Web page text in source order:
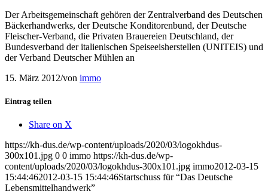
Der Arbeitsgemeinschaft gehören der Zentralverband des Deutschen
Bäckerhandwerks, der Deutsche Konditorenbund, der Deutsche
Fleischer-Verband, die Privaten Brauereien Deutschland, der
Bundesverband der italienischen Speiseeisherstellen (UNITEIS) und
der Verband Deutscher Mühlen an
15. März 2012/von immo
Eintrag teilen
Share on X
https://kh-dus.de/wp-content/uploads/2020/03/logokhdus-
300x101.jpg 0 0 immo https://kh-dus.de/wp-
content/uploads/2020/03/logokhdus-300x101.jpg immo2012-03-15
15:44:462012-03-15 15:44:46Startschuss für “Das Deutsche
Lebensmittelhandwerk”